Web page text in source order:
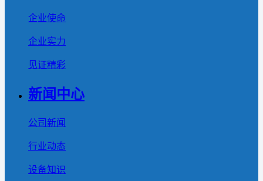
企业使命
企业实力
见证精彩
新闻中心
公司新闻
行业动态
设备知识